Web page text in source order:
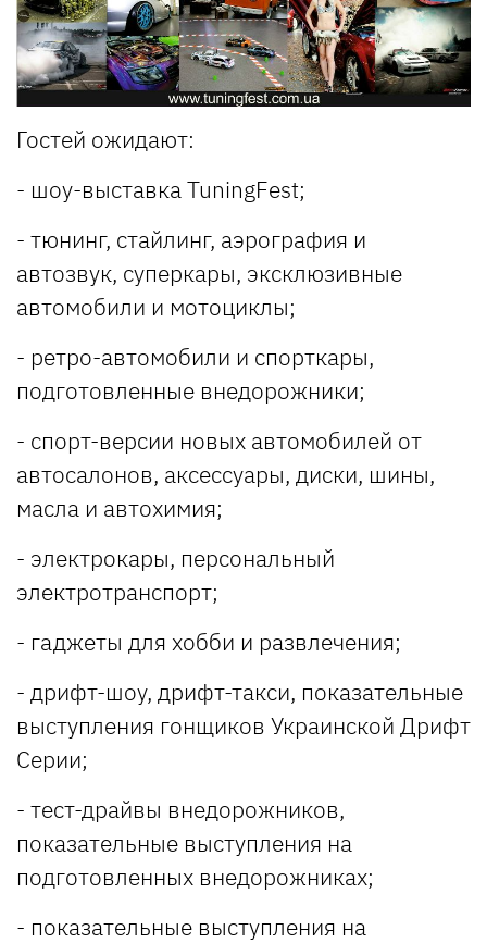
Гостей ожидают:
- шоу-выставка TuningFest;
- тюнинг, стайлинг, аэрография и
автозвук, суперкары, эксклюзивные
автомобили и мотоциклы;
- ретро-автомобили и спорткары,
подготовленные внедорожники;
- спорт-версии новых автомобилей от
автосалонов, аксессуары, диски, шины,
масла и автохимия;
- электрокары, персональный
электротранспорт;
- гаджеты для хобби и развлечения;
- дрифт-шоу, дрифт-такси, показательные
выступления гонщиков Украинской Дрифт
Серии;
- тест-драйвы внедорожников,
показательные выступления на
подготовленных внедорожниках;
- показательные выступления на